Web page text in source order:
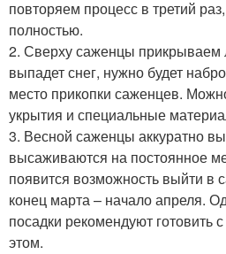
повторяем процесс в третий
полностью.
2. Сверху саженцы прикрываем
выпадет снег, нужно будет
место прикопки саженцев.
укрытия и специальные
3. Весной саженцы аккуратно
высаживаются на постоянное
появится возможность выйти в
конец марта – начало апреля.
посадки рекомендуют готовить
этом.